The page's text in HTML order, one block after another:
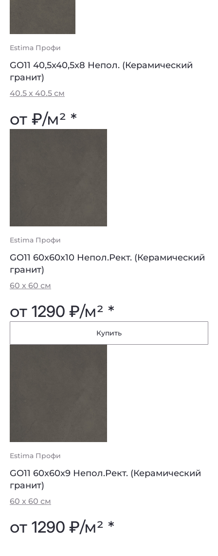
Estima Профи
GO11 40,5x40,5x8 Непол. (Керамический
гранит)
40.5 х 40.5 см
от ₽/м² *
Estima Профи
GO11 60x60x10 Непол.Рект. (Керамический
гранит)
60 х 60 см
от 1290 ₽/м² *
Купить
Estima Профи
GO11 60x60x9 Непол.Рект. (Керамический
гранит)
60 х 60 см
от 1290 ₽/м² *